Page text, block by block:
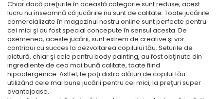
Chiar dacă preţurile în această categorie sunt reduse, acest
lucru nu înseamnă că jucăriile nu sunt de calitate. Toate jucăriile
comercializate în magazinul nostru online sunt perfecte pentru
cei mici şi au fost special concepute în sensul acesta. De
asemenea, aceste jucării, sunt extrem de creative şi vor
contribui cu succes la dezvoltarea copilului tău. Seturile de
pictură, chiar şi cele pentru body painting, au fost obţinute din
ingrediente de cea mai bună calitate, toate fiind
hipoalergenice. Astfel, te poţi distra alături de copilul tău
utilizând cele mai bune jucării pentru cei mici, la preţuri super
avantajoase.